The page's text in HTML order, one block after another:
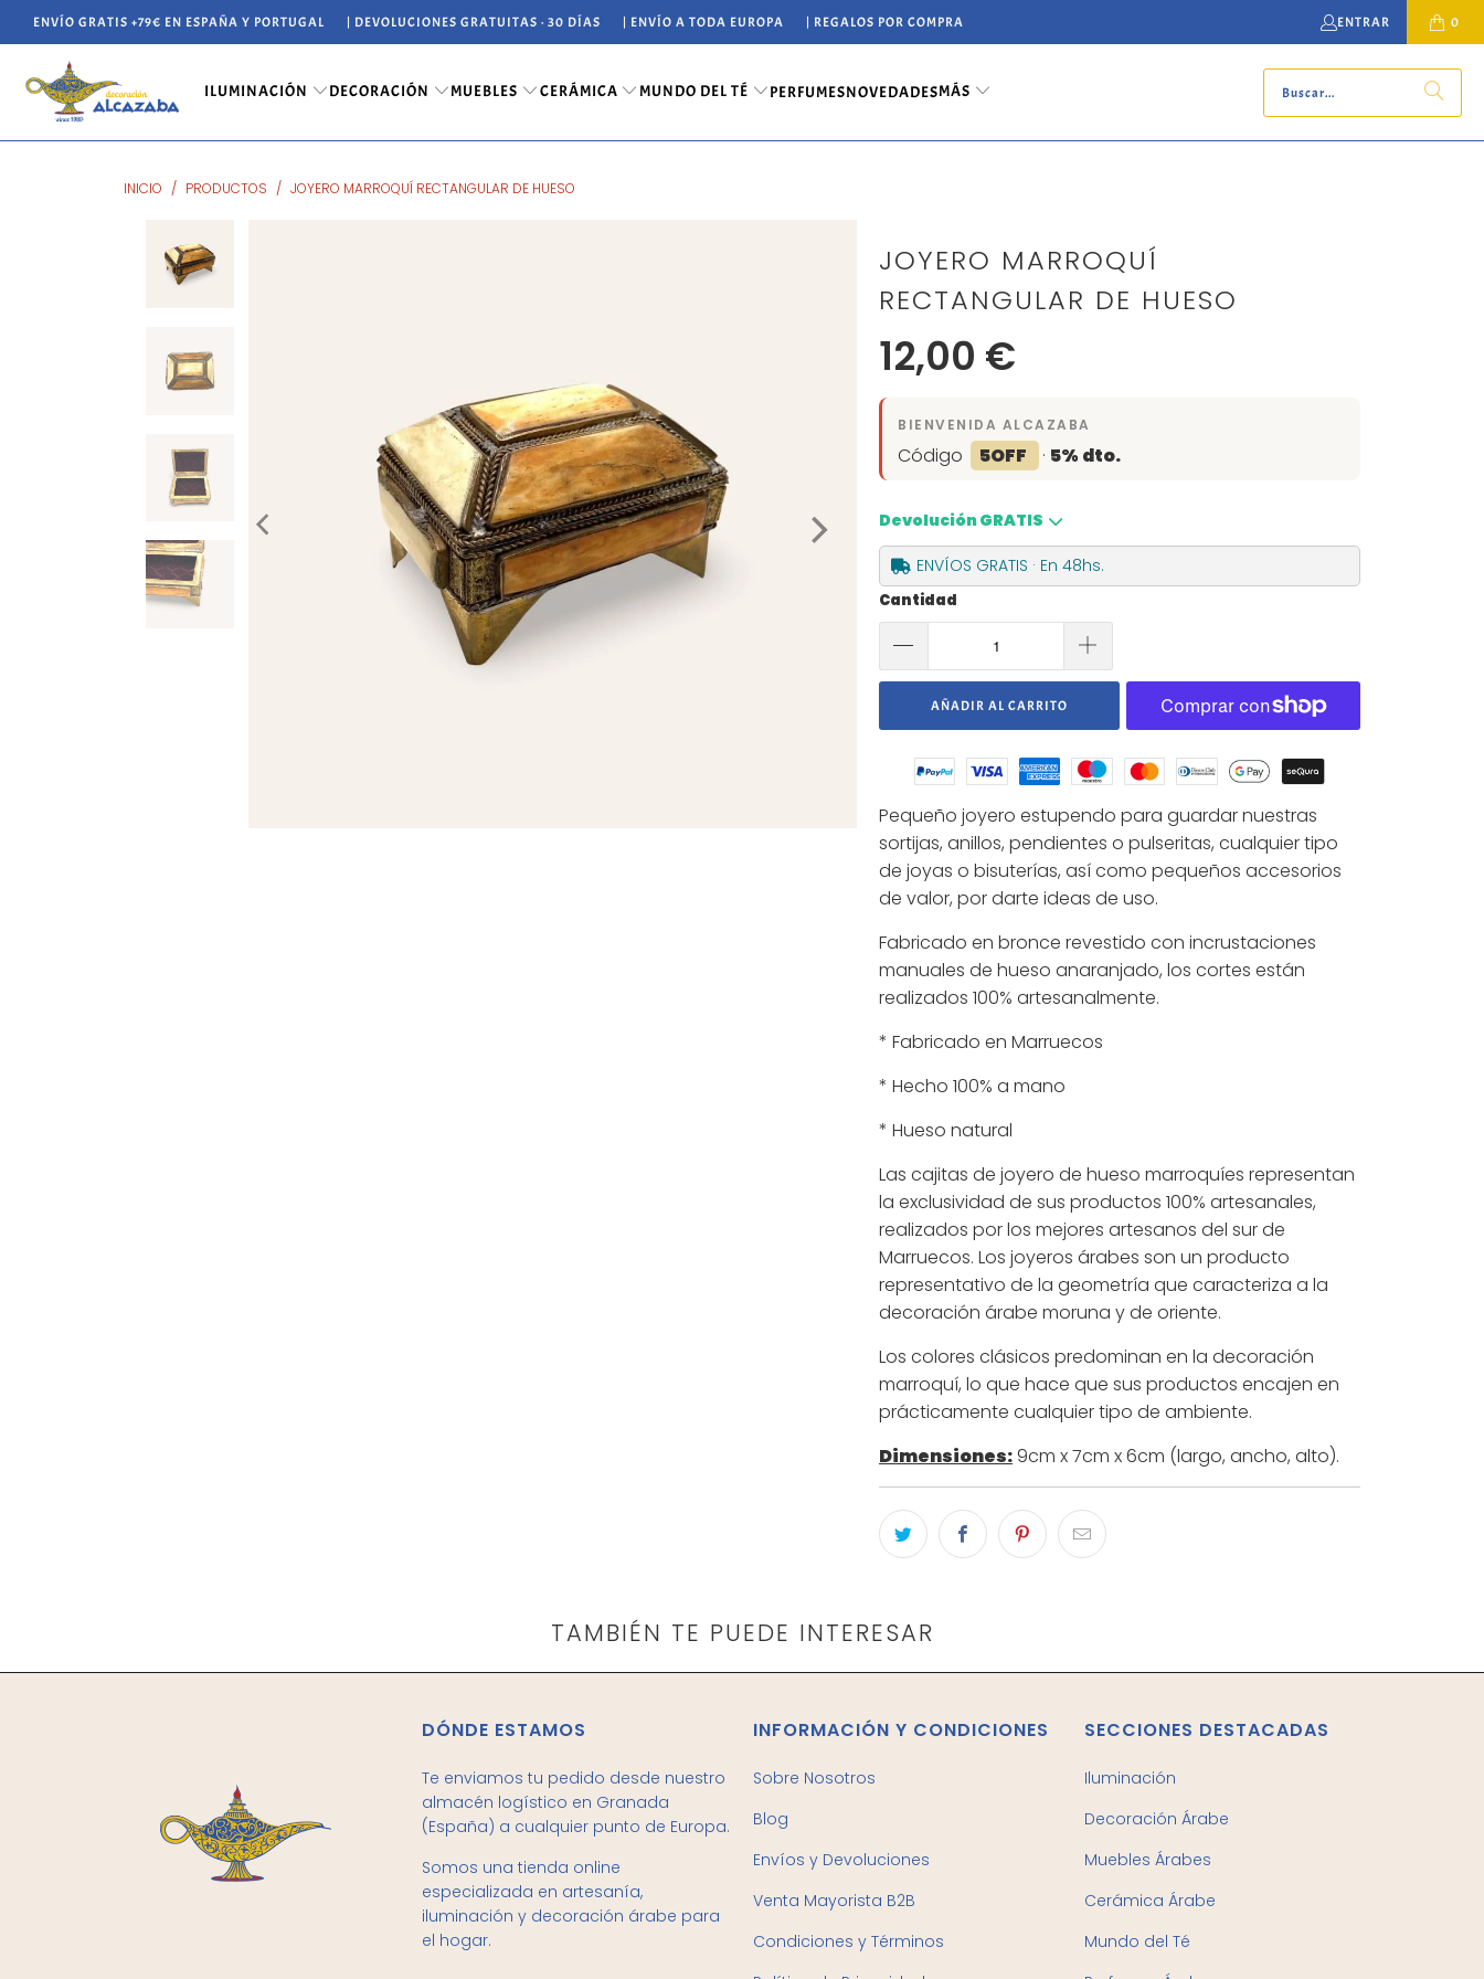
ENVÍO GRATIS +79€ EN ESPAÑA Y PORTUGAL | DEVOLUCIONES GRATUITAS · 30 DÍAS | ENVÍO A TODA EUROPA | REGALOS POR COMPRA ENTRAR 0
ILUMINACIÓN DECORACIÓN MUEBLES CERÁMICA MUNDO DEL TÉ PERFUMESNOVEDADESMÁS
INICIO / PRODUCTOS / JOYERO MARROQUÍ RECTANGULAR DE HUESO
JOYERO MARROQUÍ
RECTANGULAR DE HUESO
12,00 €
BIENVENIDA ALCAZABA
Código 5OFF · 5% dto.
Devolución GRATIS
ENVÍOS GRATIS · En 48hs.
Cantidad
AÑADIR AL CARRITO
Pequeño joyero estupendo para guardar nuestras
sortijas, anillos, pendientes o pulseritas, cualquier tipo
de joyas o bisuterías, así como pequeños accesorios
de valor, por darte ideas de uso.
Fabricado en bronce revestido con incrustaciones
manuales de hueso anaranjado, los cortes están
realizados 100% artesanalmente.
* Fabricado en Marruecos
* Hecho 100% a mano
* Hueso natural
Las cajitas de joyero de hueso marroquíes representan
la exclusividad de sus productos 100% artesanales,
realizados por los mejores artesanos del sur de
Marruecos. Los joyeros árabes son un producto
representativo de la geometría que caracteriza a la
decoración árabe moruna y de oriente.
Los colores clásicos predominan en la decoración
marroquí, lo que hace que sus productos encajen en
prácticamente cualquier tipo de ambiente.
Dimensiones:9cm x 7cm x 6cm (largo, ancho, alto).
TAMBIÉN TE PUEDE INTERESAR
DÓNDE ESTAMOS
Te enviamos tu pedido desde nuestro
almacén logístico en Granada
(España) a cualquier punto de Europa.
Somos una tienda online
especializada en artesanía,
iluminación y decoración árabe para
el hogar.
INFORMACIÓN Y CONDICIONES
Sobre Nosotros
Blog
Envíos y Devoluciones
Venta Mayorista B2B
Condiciones y Términos
SECCIONES DESTACADAS
Iluminación
Decoración Árabe
Muebles Árabes
Cerámica Árabe
Mundo del Té